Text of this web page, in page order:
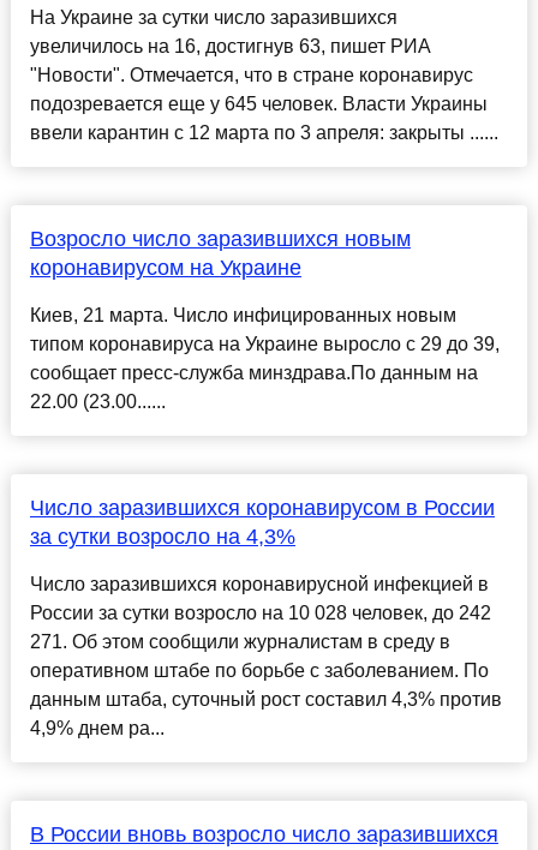
На Украине за сутки число заразившихся
увеличилось на 16, достигнув 63, пишет РИА
"Новости". Отмечается, что в стране коронавирус
подозревается еще у 645 человек. Власти Украины
ввели карантин с 12 марта по 3 апреля: закрыты ......
Возросло число заразившихся новым
коронавирусом на Украине
Киев, 21 марта. Число инфицированных новым
типом коронавируса на Украине выросло с 29 до 39,
сообщает пресс-служба минздрава.По данным на
22.00 (23.00......
Число заразившихся коронавирусом в России
за сутки возросло на 4,3%
Число заразившихся коронавирусной инфекцией в
России за сутки возросло на 10 028 человек, до 242
271. Об этом сообщили журналистам в среду в
оперативном штабе по борьбе с заболеванием. По
данным штаба, суточный рост составил 4,3% против
4,9% днем ра...
В России вновь возросло число заразившихся